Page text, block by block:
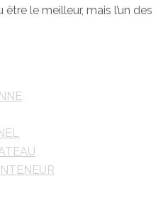
le meilleur, mais l’un des